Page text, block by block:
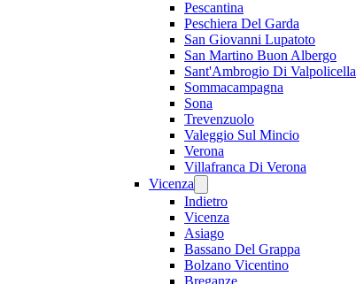
Pescantina
Peschiera Del Garda
San Giovanni Lupatoto
San Martino Buon Albergo
Sant'Ambrogio Di Valpolicella
Sommacampagna
Sona
Trevenzuolo
Valeggio Sul Mincio
Verona
Villafranca Di Verona
Vicenza
Indietro
Vicenza
Asiago
Bassano Del Grappa
Bolzano Vicentino
Breganze